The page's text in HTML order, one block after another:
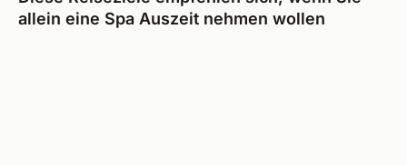
allein eine Spa Auszeit nehmen wollen